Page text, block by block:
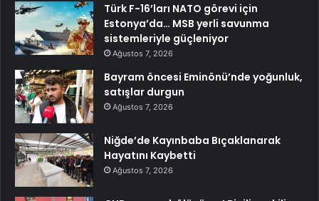
Türk F-16’ları NATO görevi için
Estonya’da… MSB yerli savunma
sistemleriyle güçleniyor
Ağustos 7, 2026
Bayram öncesi Eminönü’nde yoğunluk,
satışlar durgun
Ağustos 7, 2026
Niğde’de Kayınbaba Bıçaklanarak
Hayatını Kaybetti
Ağustos 7, 2026